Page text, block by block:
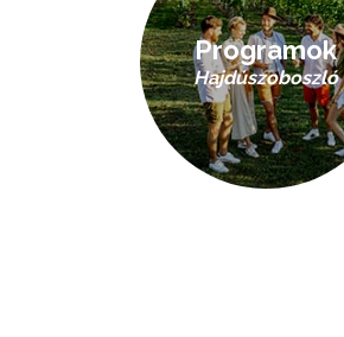
Programok
Hajdúszoboszló